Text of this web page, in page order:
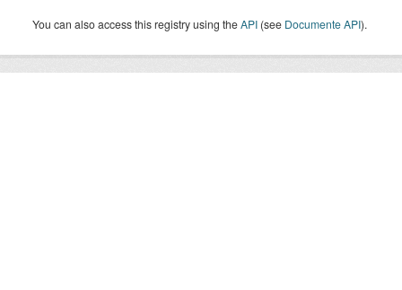
You can also access this registry using theAPI (see Documente API).